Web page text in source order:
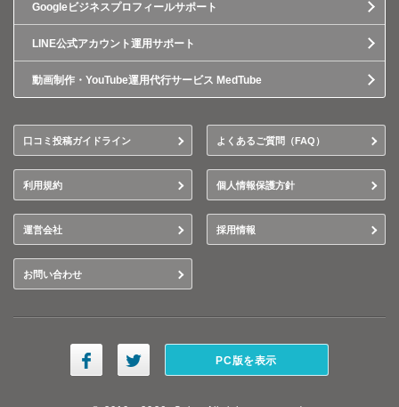
Googleビジネスプロフィールサポート
LINE公式アカウント運用サポート
動画制作・YouTube運用代行サービス MedTube
口コミ投稿ガイドライン よくあるご質問（FAQ）
利用規約 個人情報保護方針
運営会社 採用情報
お問い合わせ
PC版を表示